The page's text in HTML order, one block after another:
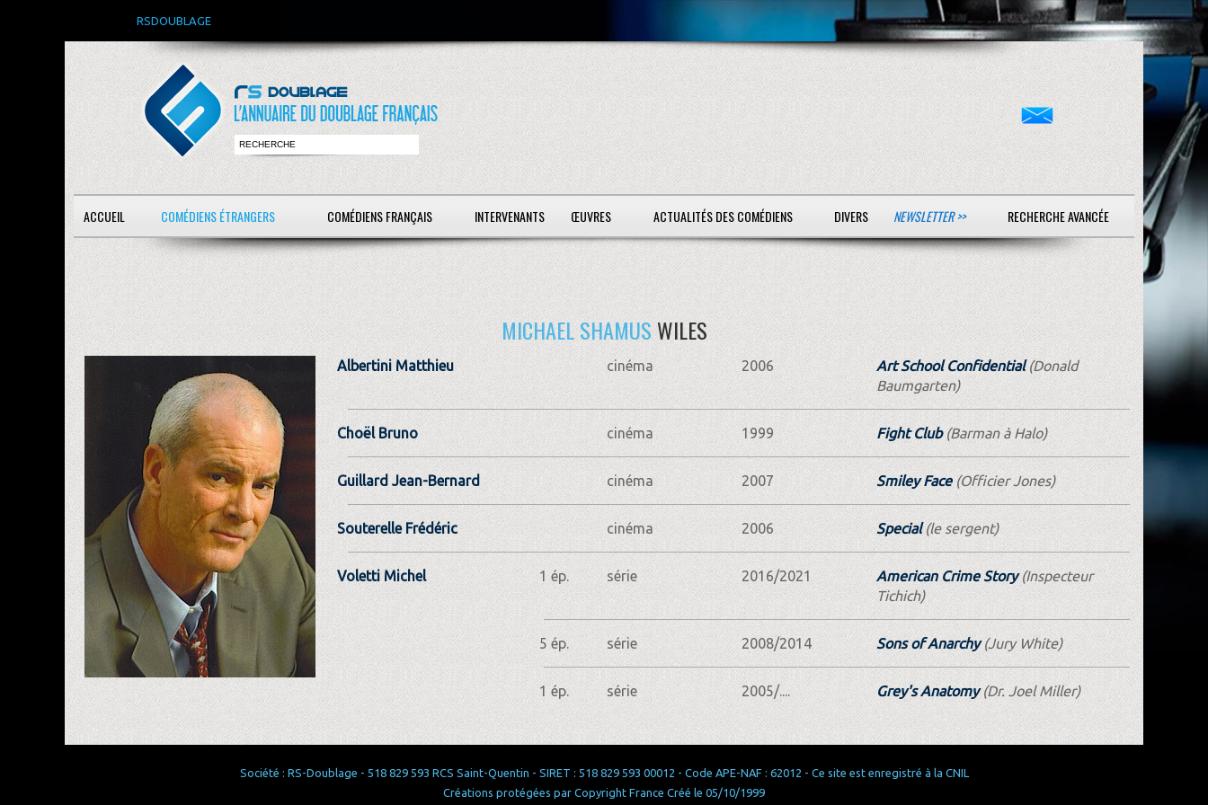
RSDOUBLAGE
ACCUEIL COMÉDIENS ÉTRANGERS COMÉDIENS FRANÇAIS INTERVENANTS ŒUVRES ACTUALITÉS DES COMÉDIENS DIVERS NEWSLETTER >> RECHERCHE AVANCÉE
MICHAEL SHAMUSWILES
Albertini Matthieu cinéma 2006 Art School Confidential(Donald
Baumgarten)
Choël Bruno cinéma 1999 Fight Club(Barman à Halo)
Guillard Jean-Bernard cinéma 2007 Smiley Face(Officier Jones)
Souterelle Frédéric cinéma 2006 Special(le sergent)
Voletti Michel 1 ép. série 2016/2021 American Crime Story(Inspecteur
Tichich)
5 ép. série 2008/2014 Sons of Anarchy(Jury White)
1 ép. série 2005/.... Grey's Anatomy(Dr. Joel Miller)
Société : RS-Doublage - 518 829 593 RCS Saint-Quentin - SIRET : 518 829 593 00012 - Code APE-NAF : 62012 - Ce site est enregistré à la CNIL
Créations protégées par Copyright France Créé le 05/10/1999